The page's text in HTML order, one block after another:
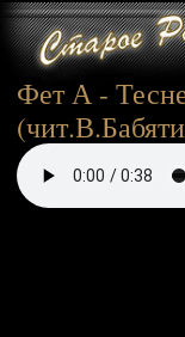
Фет А -